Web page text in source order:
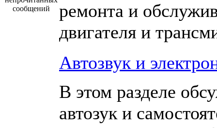
ремонта и
двигателя и
Автозвук и
В этом разделе
автозук и